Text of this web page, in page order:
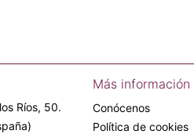
Ríos, 50.
Más información
Conócenos
Política de cookies